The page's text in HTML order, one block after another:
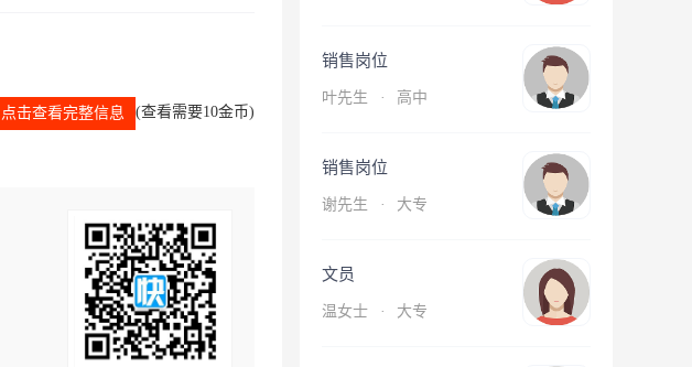
点击查看完整信息 (查看需要10金币)
销售岗位
叶先生 · 高中
销售岗位
谢先生 · 大专
文员
温女士 · 大专